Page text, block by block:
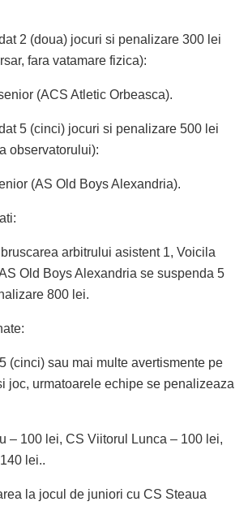
2 (doua) jocuri si penalizare 300 lei
fara vatamare fizica):
(ACS Atletic Orbeasca).
5 (cinci) jocuri si penalizare 500 lei
observatorului):
(AS Old Boys Alexandria).
arbitrului asistent 1, Voicila
Old Boys Alexandria se suspenda 5
800 lei.
(cinci) sau mai multe avertismente pe
joc, urmatoarele echipe se penalizeaza
– 100 lei, CS Viitorul Lunca – 100 lei,
lei..
la jocul de juniori cu CS Steaua